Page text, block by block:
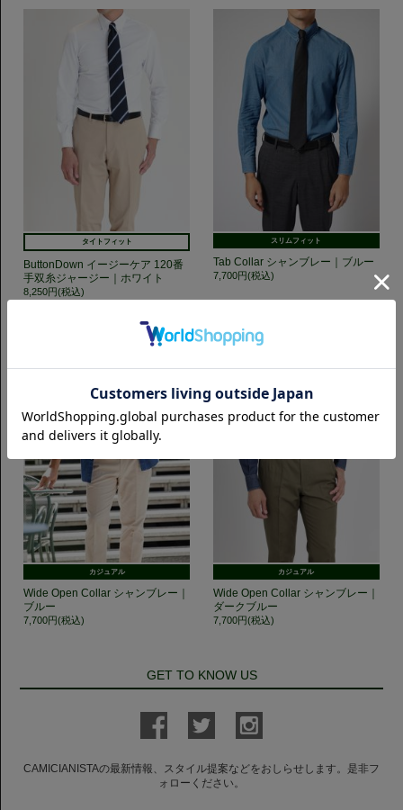
タイトフィット
ButtonDown イージーケア 120番
手双糸ジャージー｜ホワイト
8,250円(税込)
スリムフィット
Tab Collar シャンブレー｜ブルー
7,700円(税込)
カジュアル
Wide Open Collar シャンブレー｜
ブルー
7,700円(税込)
カジュアル
Wide Open Collar シャンブレー｜
ダークブルー
7,700円(税込)
GET TO KNOW US
CAMICIANISTAの最新情報、スタイル提案などをおしらせします。是非フ
ォローください。